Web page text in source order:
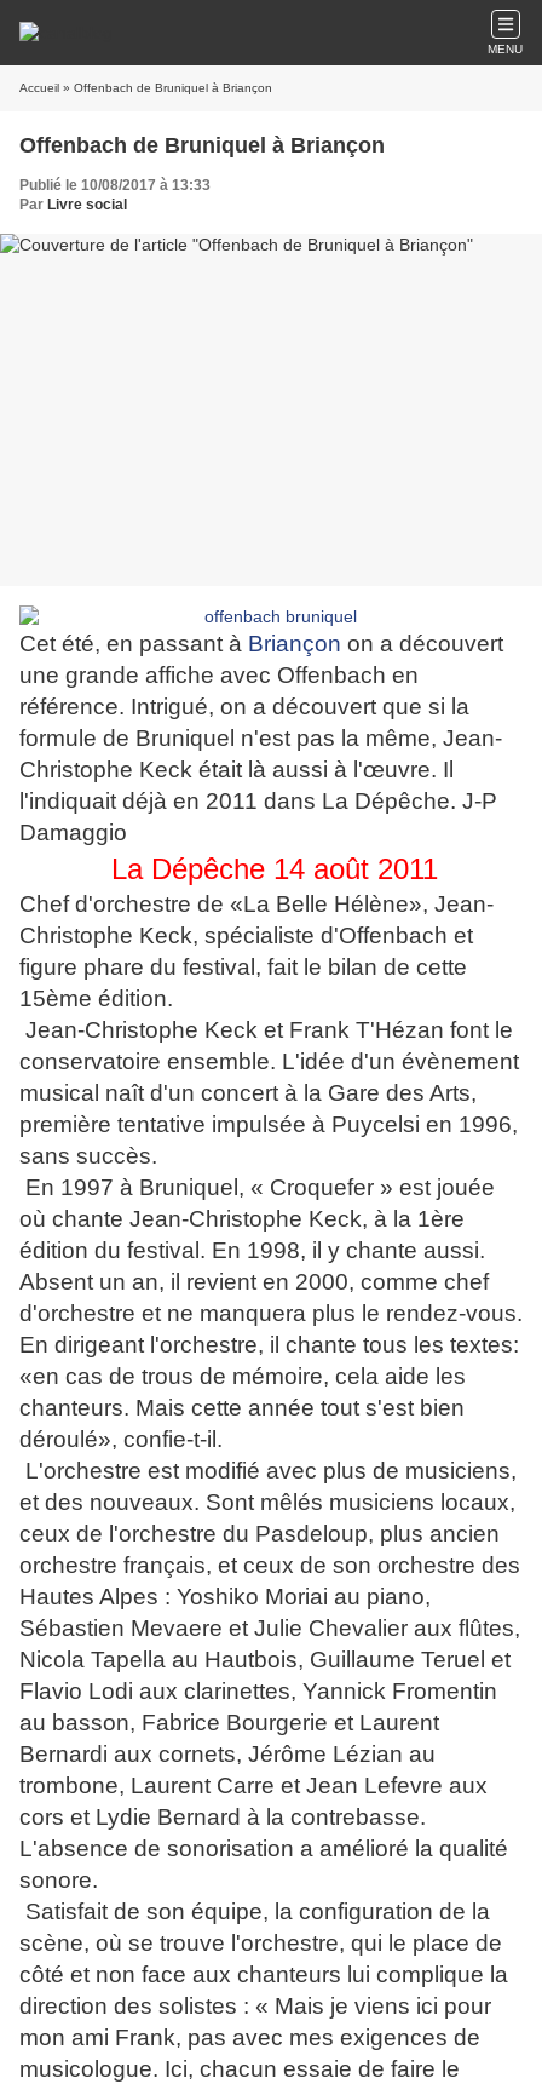
MENU
Accueil » Offenbach de Bruniquel à Briançon
Offenbach de Bruniquel à Briançon
Publié le 10/08/2017 à 13:33
Par Livre social
Cet été, en passant à Briançon on a découvert
une grande affiche avec Offenbach en
référence. Intrigué, on a découvert que si la
formule de Bruniquel n'est pas la même, Jean-
Christophe Keck était là aussi à l'œuvre. Il
l'indiquait déjà en 2011 dans La Dépêche. J-P
Damaggio
La Dépêche 14 août 2011
Chef d'orchestre de «La Belle Hélène», Jean-
Christophe Keck, spécialiste d'Offenbach et
figure phare du festival, fait le bilan de cette
15ème édition.
Jean-Christophe Keck et Frank T'Hézan font le
conservatoire ensemble. L'idée d'un évènement
musical naît d'un concert à la Gare des Arts,
première tentative impulsée à Puycelsi en 1996,
sans succès.
En 1997 à Bruniquel, « Croquefer » est jouée
où chante Jean-Christophe Keck, à la 1ère
édition du festival. En 1998, il y chante aussi.
Absent un an, il revient en 2000, comme chef
d'orchestre et ne manquera plus le rendez-vous.
En dirigeant l'orchestre, il chante tous les textes:
«en cas de trous de mémoire, cela aide les
chanteurs. Mais cette année tout s'est bien
déroulé», confie-t-il.
L'orchestre est modifié avec plus de musiciens,
et des nouveaux. Sont mêlés musiciens locaux,
ceux de l'orchestre du Pasdeloup, plus ancien
orchestre français, et ceux de son orchestre des
Hautes Alpes : Yoshiko Moriai au piano,
Sébastien Mevaere et Julie Chevalier aux flûtes,
Nicola Tapella au Hautbois, Guillaume Teruel et
Flavio Lodi aux clarinettes, Yannick Fromentin
au basson, Fabrice Bourgerie et Laurent
Bernardi aux cornets, Jérôme Lézian au
trombone, Laurent Carre et Jean Lefevre aux
cors et Lydie Bernard à la contrebasse.
L'absence de sonorisation a amélioré la qualité
sonore.
Satisfait de son équipe, la configuration de la
scène, où se trouve l'orchestre, qui le place de
côté et non face aux chanteurs lui complique la
direction des solistes : « Mais je viens ici pour
mon ami Frank, pas avec mes exigences de
musicologue. Ici, chacun essaie de faire le